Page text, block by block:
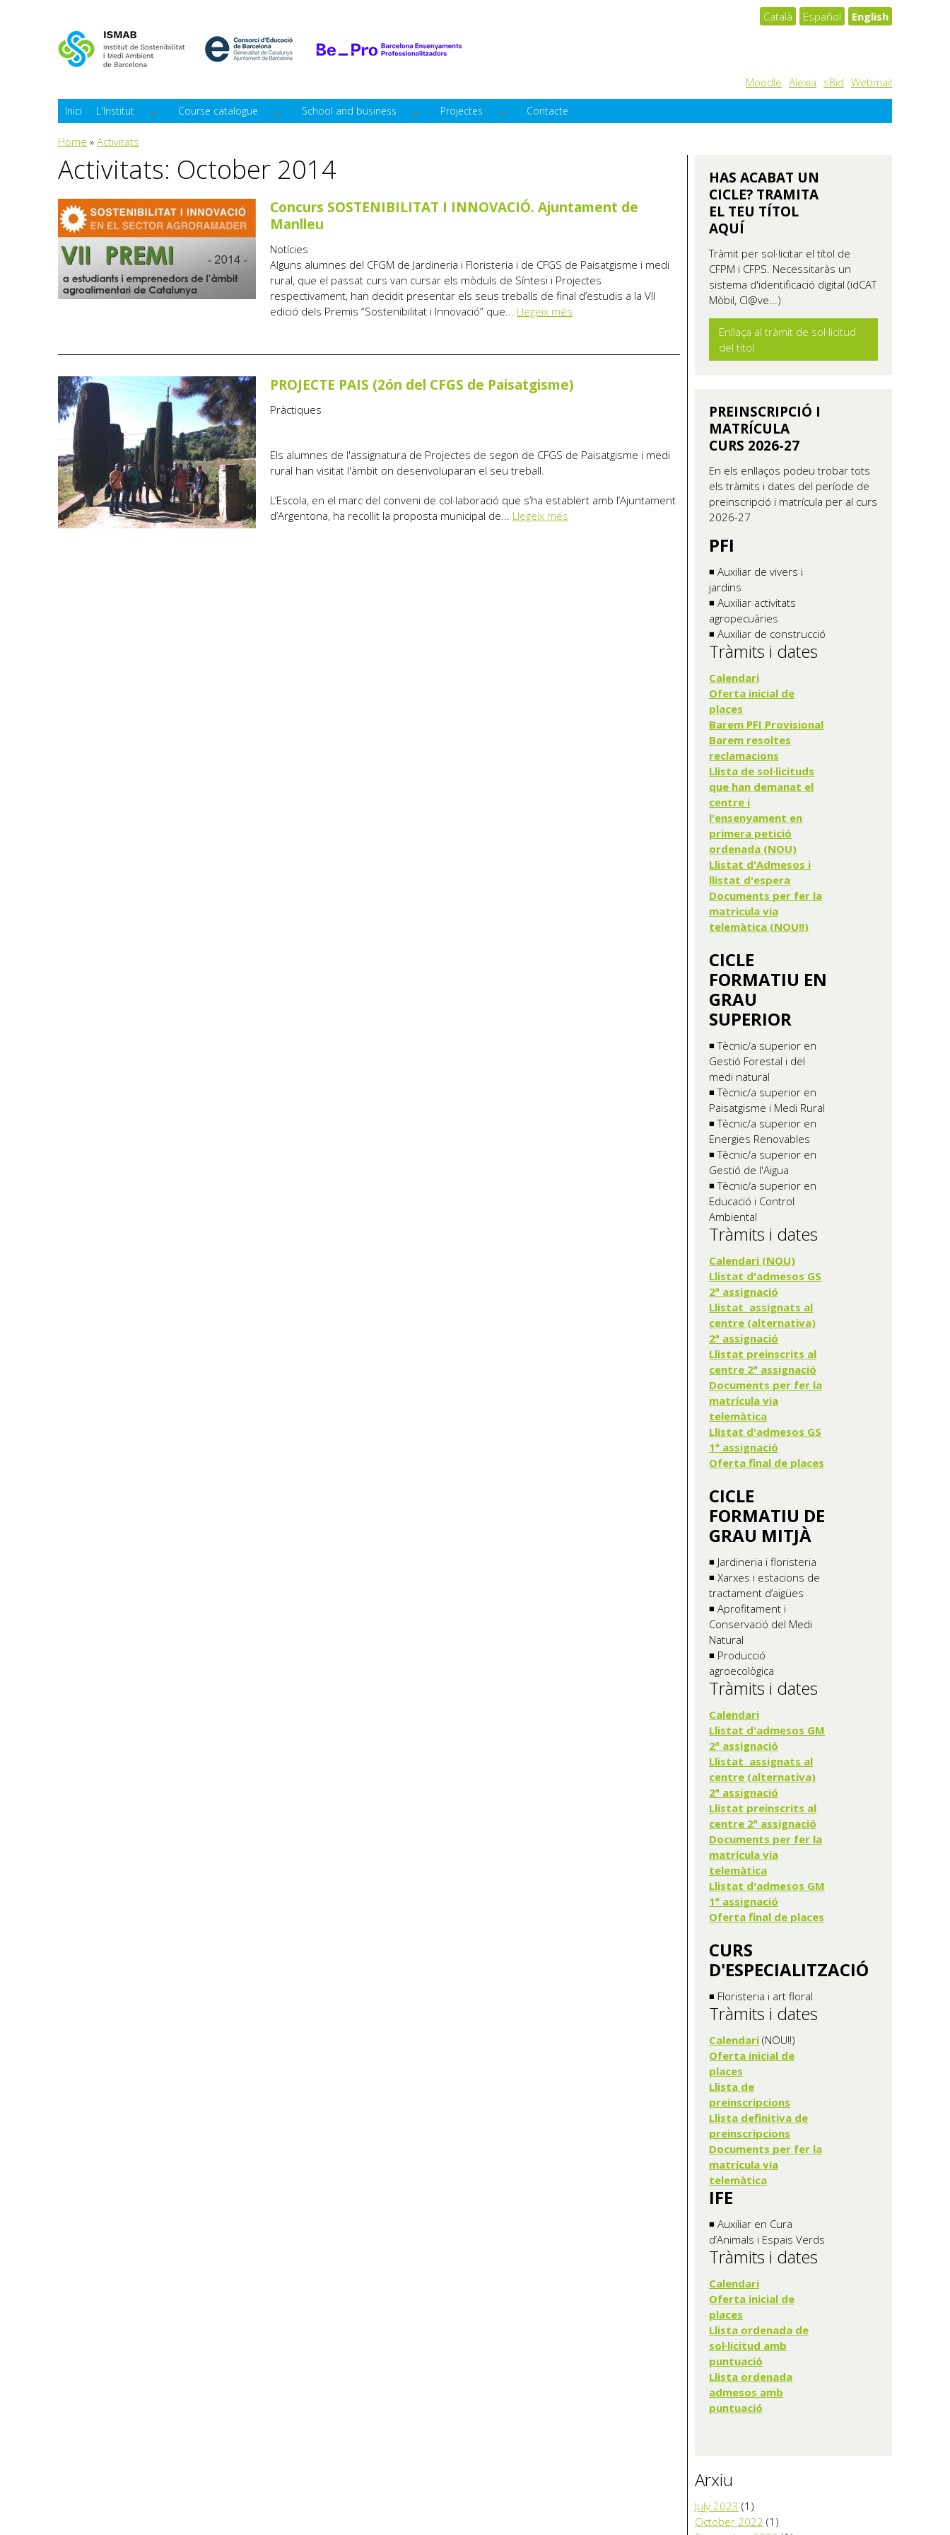
Moodle Alexia sBid Webmail
Català Español English
Inici L'Institut Course catalogue School and business Projectes Contacte
You are here
Home » Activitats
Activitats: October 2014
Concurs SOSTENIBILITAT I INNOVACIÓ. Ajuntament de
Manlleu
Notícies
Alguns alumnes del CFGM de Jardineria i Floristeria i de CFGS de Paisatgisme i medi
rural, que el passat curs van cursar els mòduls de Síntesi i Projectes
respectivament, han decidit presentar els seus treballs de final d’estudis a la VII
edició dels Premis “Sostenibilitat i Innovació” que... Llegeix més
PROJECTE PAIS (2ón del CFGS de Paisatgisme)
Pràctiques
Els alumnes de l'assignatura de Projectes de segon de CFGS de Paisatgisme i medi
rural han visitat l'àmbit on desenvoluparan el seu treball.
L’Escola, en el marc del conveni de col·laboració que s’ha establert amb l’Ajuntament
d’Argentona, ha recollit la proposta municipal de... Llegeix més
HAS ACABAT UN
CICLE? TRAMITA
EL TEU TÍTOL
AQUÍ
Tràmit per sol·licitar el títol de
CFPM i CFPS. Necessitaràs un
sistema d'identificació digital (idCAT
Mòbil, Cl@ve...)
Enllaça al tràmit de sol·licitud
del títol
PREINSCRIPCIÓ I
MATRÍCULA
CURS 2026-27
En els enllaços podeu trobar tots
els tràmits i dates del període de
preinscripció i matrícula per al curs
2026-27
PFI
◾ Auxiliar de vivers i
jardins
◾ Auxiliar activitats
agropecuàries
◾ Auxiliar de construcció
Tràmits i dates
Calendari
Oferta inicial de
places
Barem PFI Provisional
Barem resoltes
reclamacions
Llista de sol·licituds
que han demanat el
centre i
l'ensenyament en
primera petició
ordenada (NOU)
Llistat d'Admesos i
llistat d'espera
Documents per fer la
matricula via
telemàtica (NOU!!)
CICLE
FORMATIU EN
GRAU
SUPERIOR
◾ Tècnic/a superior en
Gestió Forestal i del
medi natural
◾ Tècnic/a superior en
Paisatgisme i Medi Rural
◾ Tècnic/a superior en
Energies Renovables
◾ Tècnic/a superior en
Gestió de l'Aigua
◾ Tècnic/a superior en
Educació i Control
Ambiental
Tràmits i dates
Calendari (NOU)
Llistat d'admesos GS
2ª assignació
Llistat assignats al
centre (alternativa)
2ª assignació
Llistat preinscrits al
centre 2ª assignació
Documents per fer la
matrícula via
telemàtica
Llistat d'admesos GS
1ª assignació
Oferta final de places
CICLE
FORMATIU DE
GRAU MITJÀ
◾ Jardineria i floristeria
◾ Xarxes i estacions de
tractament d’aigües
◾ Aprofitament i
Conservació del Medi
Natural
◾ Producció
agroecològica
Tràmits i dates
Calendari
Llistat d'admesos GM
2ª assignació
Llistat assignats al
centre (alternativa)
2ª assignació
Llistat preinscrits al
centre 2ª assignació
Documents per fer la
matrícula via
telemàtica
Llistat d'admesos GM
1ª assignació
Oferta final de places
CURS
D'ESPECIALITZACIÓ
◾ Floristeria i art floral
Tràmits i dates
Calendari (NOU!!)
Oferta inicial de
places
Llista de
preinscripcions
Llista definitiva de
preinscripcions
Documents per fer la
matrícula via
telemàtica
IFE
◾ Auxiliar en Cura
d’Animals i Espais Verds
Tràmits i dates
Calendari
Oferta inicial de
places
Llista ordenada de
sol·licitud amb
puntuació
Llista ordenada
admesos amb
puntuació
Arxiu
July 2023 (1)
October 2022 (1)